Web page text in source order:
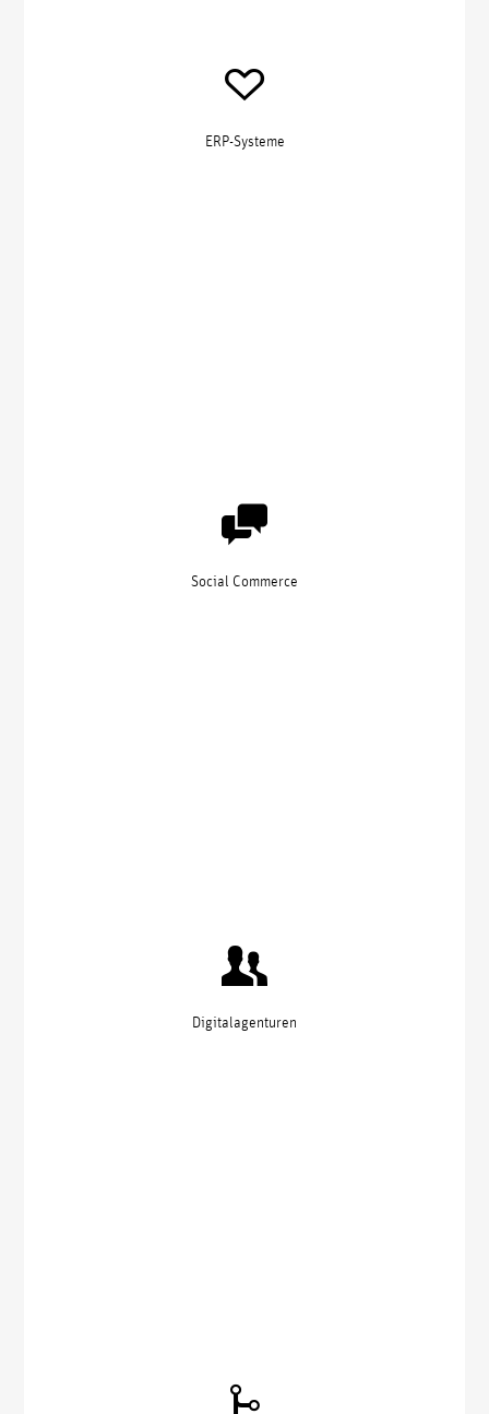
ERP-Systeme
Social Commerce
Digitalagenturen